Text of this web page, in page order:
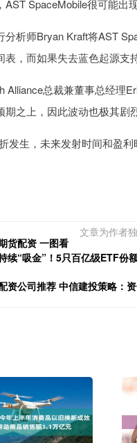
AST SpaceMobile很可能出
师Bryan Kraft将AST
表，而如果失去蓝色起源支
总裁兼董事总经理
期之上，因此波动也极其剧
生，未来发射时间和盈利
文章为作者
货配资 一图看
续“吸金”！5只百亿级ETF份
资公司推荐 中信建投策略：